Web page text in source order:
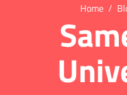
Home